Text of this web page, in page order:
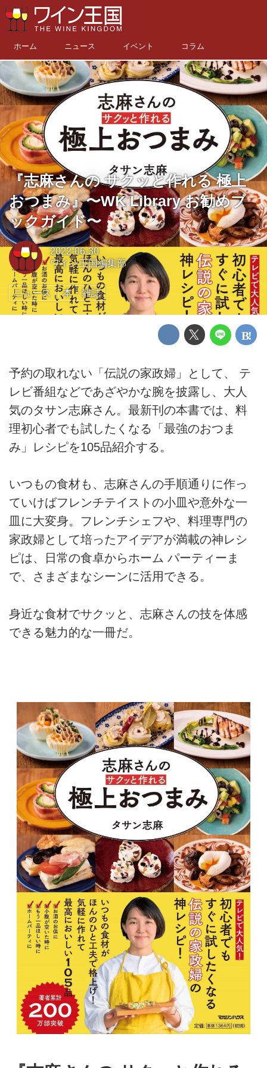
ホーム ニュース イベント コラム
『志麻さんの サクッと作れる 極上
おつまみ』〜WK Library お勧めブ
ックガイド〜
2022-06-30
ワイン王国編集部
ニュース 本・雑誌
予約の取れない「伝説の家政婦」として、 テ
レビ番組などであざやかな腕を披露し、大人
気のタサン志麻さん。最新刊の本書では、料
理初心者でも試したくなる「最強のおつま
み」レシピを105品紹介する。
いつもの食材も、志麻さんの手順通りに作っ
ていけばフレンチテイストの小皿や意外な一
皿に大変身。フレンチシェフや、料理専門の
家政婦として培ったアイデアが満載の神レシ
ピは、日常の食卓からホーム パーティーま
で、さまざまなシーンに活用できる。
身近な食材でサクッと、志麻さんの技を体感
できる魅力的な一冊だ。